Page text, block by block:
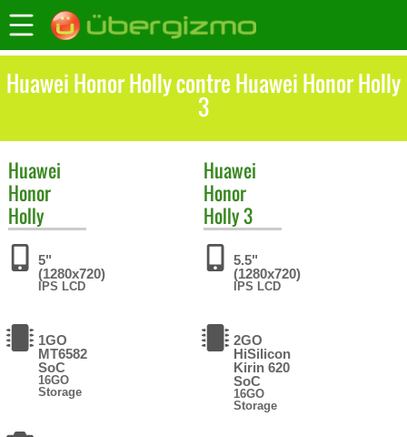
Huawei Honor Holly contre Huawei Honor Holly
3
Huawei
Honor
Holly
5"
(1280x720)
IPS LCD
1GO
MT6582
SoC
16GO
Storage
Huawei
Honor
Holly 3
5.5"
(1280x720)
IPS LCD
2GO
HiSilicon
Kirin 620
SoC
16GO
Storage